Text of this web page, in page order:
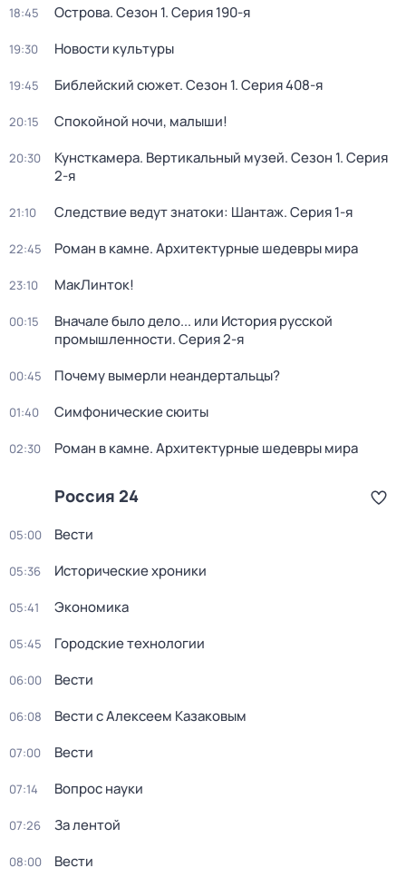
18:45 Острова. Сезон 1. Серия 190-я
19:30 Новости культуры
19:45 Библейский сюжет. Сезон 1. Серия 408-я
20:15 Спокойной ночи, малыши!
20:30 Кунсткамера. Вертикальный музей. Сезон 1. Серия
2-я
21:10 Следствие ведут знатоки: Шантаж. Серия 1-я
22:45 Роман в камне. Архитектурные шедевры мира
23:10 МакЛинток!
00:15
Вначале было дело... или История русской
промышленности. Серия 2-я
00:45 Почему вымерли неандертальцы?
01:40 Симфонические сюиты
02:30 Роман в камне. Архитектурные шедевры мира
Россия 24
05:00 Вести
05:36 Исторические хроники
05:41 Экономика
05:45 Городские технологии
06:00 Вести
06:08 Вести с Алексеем Казаковым
07:00 Вести
07:14 Вопрос науки
07:26 За лентой
08:00 Вести